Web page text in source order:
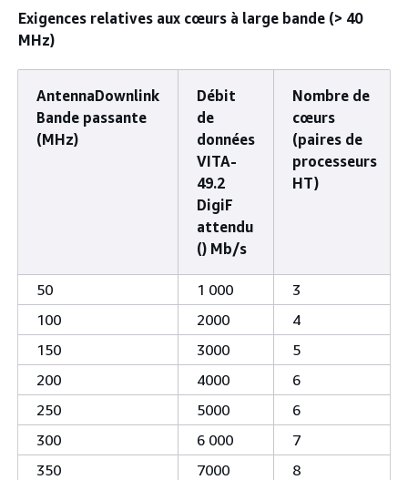
Exigences relatives aux cœurs à large bande (> 40
MHz)
AntennaDownlink
Bande passante
(MHz)
Débit
de
données
VITA-
49.2
DigiF
attendu
() Mb/s
Nombre de
cœurs
(paires de
processeurs
HT)
50 1 000
3
100
2000
4
150
3000
5
200
4000
6
250
5000
6
300
6 000
7
350
7000
8